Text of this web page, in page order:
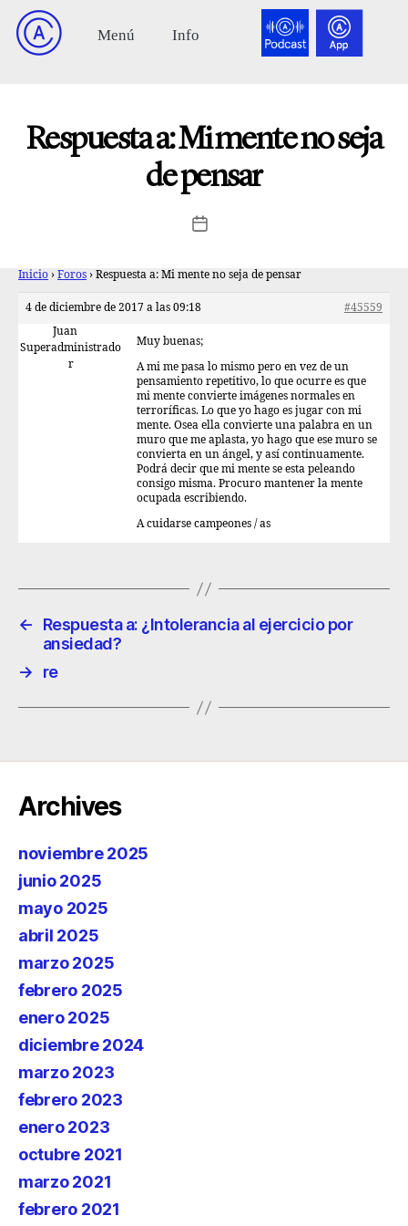
Respuesta a: Mi mente no seja
de pensar
Inicio › Foros › Respuesta a: Mi mente no seja de pensar
4 de diciembre de 2017 a las 09:18
#45559
Juan
Superadministrado
r
Muy buenas;
A mi me pasa lo mismo pero en vez de un
pensamiento repetitivo, lo que ocurre es que
mi mente convierte imágenes normales en
terroríficas. Lo que yo hago es jugar con mi
mente. Osea ella convierte una palabra en un
muro que me aplasta, yo hago que ese muro se
convierta en un ángel, y así continuamente.
Podrá decir que mi mente se esta peleando
consigo misma. Procuro mantener la mente
ocupada escribiendo.
A cuidarse campeones / as
←
Respuesta a: ¿Intolerancia al ejercicio por
ansiedad?
→
re
Archives
noviembre 2025
junio 2025
mayo 2025
abril 2025
marzo 2025
febrero 2025
enero 2025
diciembre 2024
marzo 2023
febrero 2023
enero 2023
octubre 2021
marzo 2021
febrero 2021